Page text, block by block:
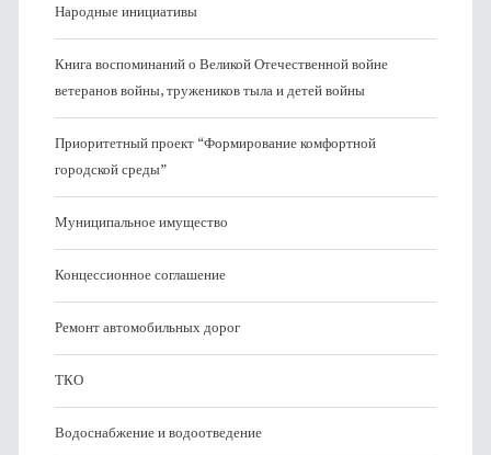
Народные инициативы
Книга воспоминаний о Великой Отечественной войне
ветеранов войны, тружеников тыла и детей войны
Приоритетный проект “Формирование комфортной
городской среды”
Муниципальное имущество
Концессионное соглашение
Ремонт автомобильных дорог
ТКО
Водоснабжение и водоотведение